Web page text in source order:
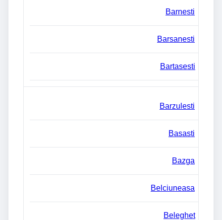
Barnesti
Barsanesti
Bartasesti
Barzulesti
Basasti
Bazga
Belciuneasa
Beleghet